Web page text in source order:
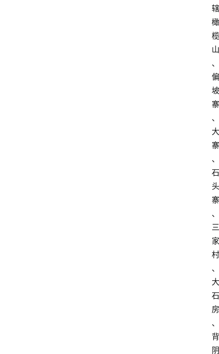
辖
橄
榄
山
、
偏
坡
寨
、
大
寨
、
石
头
寨
、
三
家
村
、
大
石
房
、
背
阴